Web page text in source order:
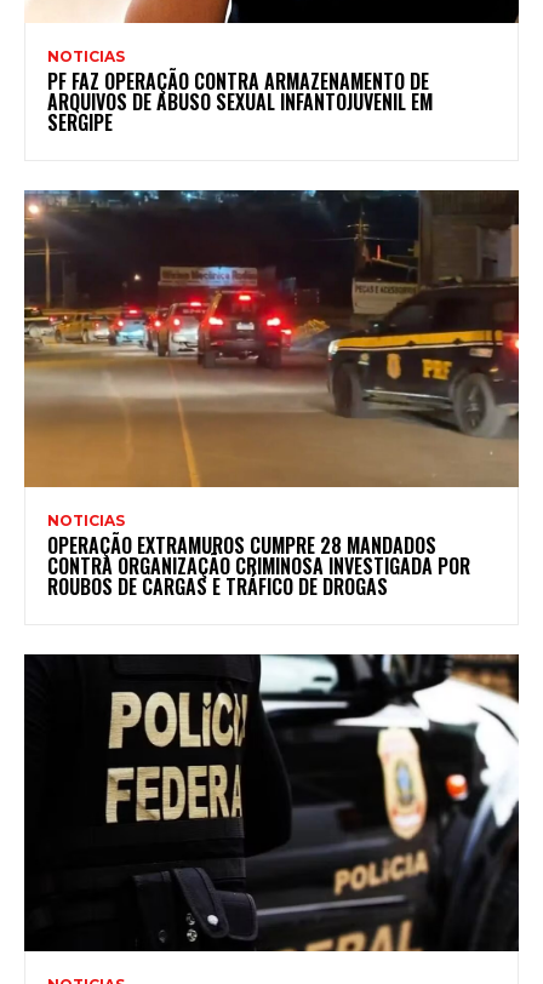
NOTICIAS
PF FAZ OPERAÇÃO CONTRA ARMAZENAMENTO DE
ARQUIVOS DE ABUSO SEXUAL INFANTOJUVENIL EM
SERGIPE
NOTICIAS
OPERAÇÃO EXTRAMUROS CUMPRE 28 MANDADOS
CONTRA ORGANIZAÇÃO CRIMINOSA INVESTIGADA POR
ROUBOS DE CARGAS E TRÁFICO DE DROGAS